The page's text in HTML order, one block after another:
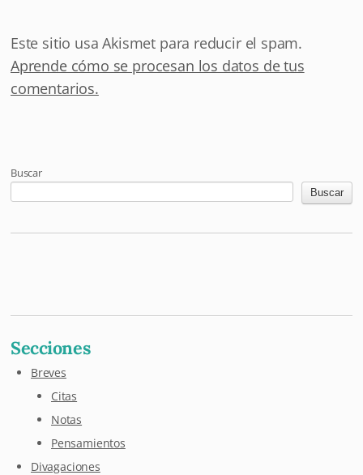
Este sitio usa Akismet para reducir el spam.
Aprende cómo se procesan los datos de tus
comentarios.
Buscar
Buscar
Secciones
Breves
Citas
Notas
Pensamientos
Divagaciones